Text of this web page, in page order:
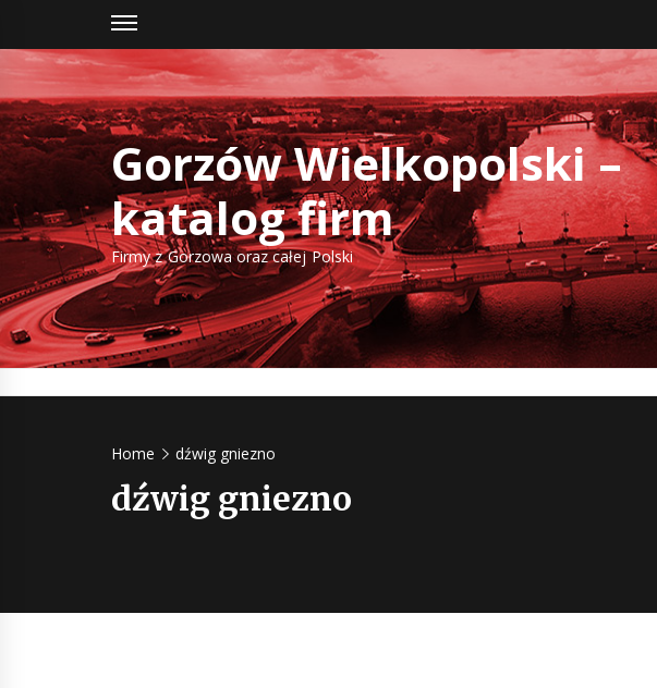
content
Gorzów Wielkopolski –
katalog firm
Firmy z Gorzowa oraz całej Polski
Home dźwig gniezno
dźwig gniezno